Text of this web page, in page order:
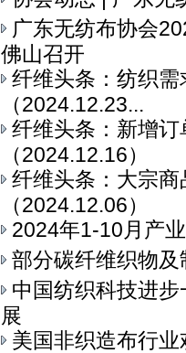
广东无纺布协会
佛山召开
纤维头条：纺织
（2024.12.23...
纤维头条：新增
（2024.12.16）
纤维头条：大宗
（2024.12.06）
2024年1-10月产
部分碳纤维织物
中国纺织科技进
展
美国非织造布行